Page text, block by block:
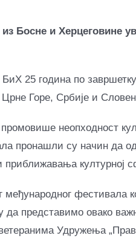
Босне и Херцеговине
25 година по
Горе, Србије и
промовише неопходност
пронашли су начин
културној
фестивала
представимо овако
Удружења